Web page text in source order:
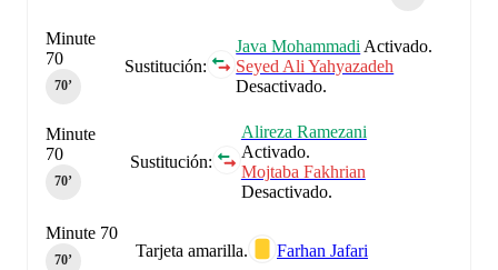
Sustitución:
Java Mohammadi Activado.
Seyed Ali Yahyazadeh
Desactivado.
Minute
70
70‎’‎
Sustitución:
Alireza Ramezani
Activado.
Mojtaba Fakhrian
Desactivado.
Minute
70
70‎’‎
Tarjeta amarilla. Farhan Jafari
Minute 70
70‎’‎